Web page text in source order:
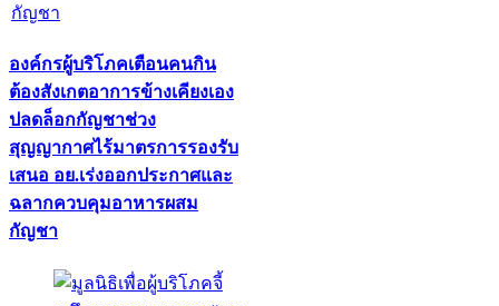
องค์กรผู้บริโภคเตือนคนกิน
ต้องสังเกตอาการข้างเคียงเอง
ปลดล็อกกัญชาช่วง
สุญญากาศไร้มาตรการรองรับ
เสนอ อย.เร่งออกประกาศและ
ฉลากควบคุมอาหารผสม
กัญชา